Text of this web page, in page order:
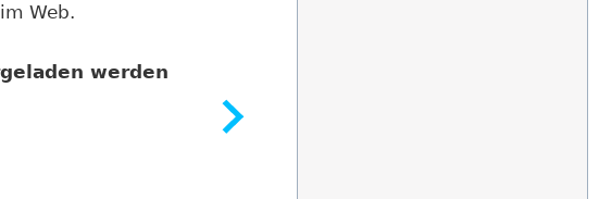
Web.
werden